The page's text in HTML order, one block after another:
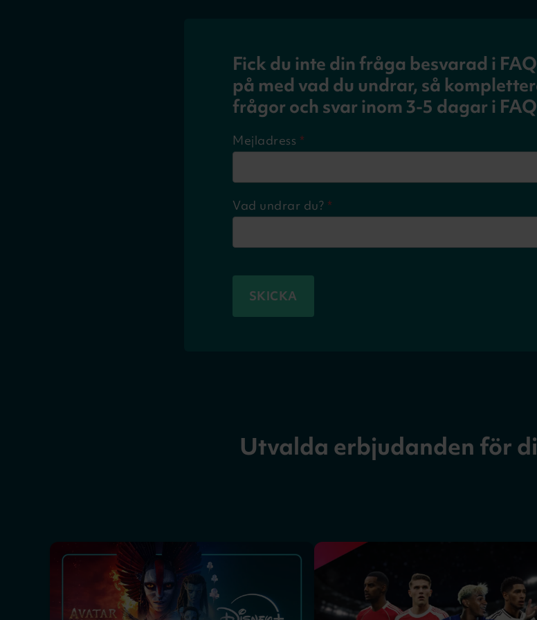
Fick du inte din fråga besvarad i
på med vad du undrar, så
frågor och svar inom 3-5 dagar i
Mejladress *
Vad undrar du? *
SKICKA
Utvalda erbjudanden för